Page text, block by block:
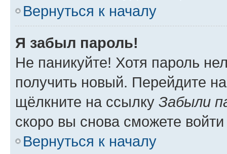
Вернуться к началу
Я забыл пароль!
Не паникуйте! Хотя пароль
получить новый. Перейдите
щёлкните на ссылку Забыли
скоро вы снова сможете
Вернуться к началу